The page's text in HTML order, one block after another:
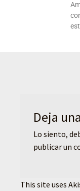
Deja
Lo siento,
publicar un
This site uses